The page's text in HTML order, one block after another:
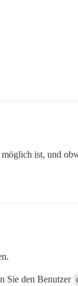
ist, und
Sie den Benutzer